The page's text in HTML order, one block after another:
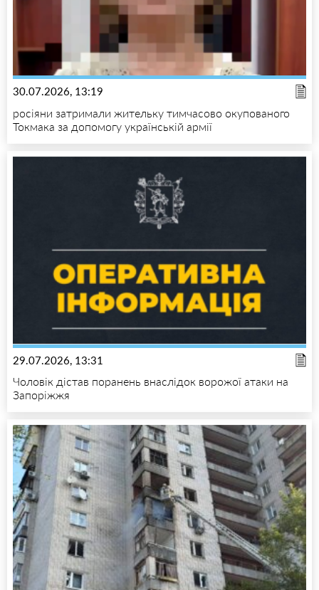
30.07.2026, 13:19
росіяни затримали жительку тимчасово окупованого
Токмака за допомогу українській армії
29.07.2026, 13:31
Чоловік дістав поранень внаслідок ворожої атаки на
Запоріжжя